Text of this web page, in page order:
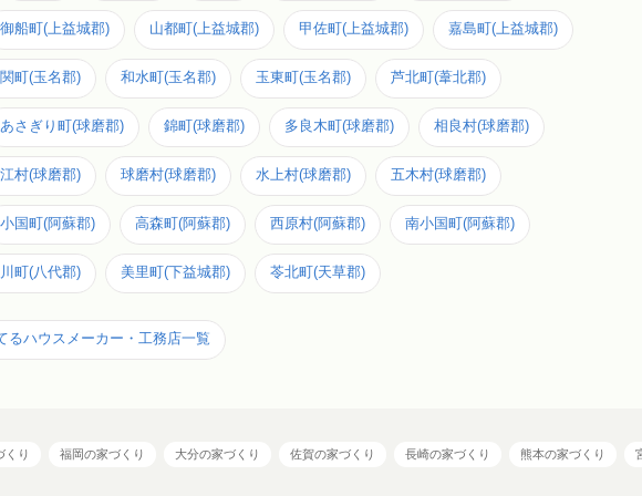
御船町(上益城郡) 山都町(上益城郡) 甲佐町(上益城郡) 嘉島町(上益城郡)
町(玉名郡) 和水町(玉名郡) 玉東町(玉名郡) 芦北町(葦北郡)
あさぎり町(球磨郡) 錦町(球磨郡) 多良木町(球磨郡) 相良村(球磨郡)
村(球磨郡) 球磨村(球磨郡) 水上村(球磨郡) 五木村(球磨郡)
小国町(阿蘇郡) 高森町(阿蘇郡) 西原村(阿蘇郡) 南小国町(阿蘇郡)
町(八代郡) 美里町(下益城郡) 苓北町(天草郡)
るハウスメーカー・工務店一覧
くり 福岡の家づくり 大分の家づくり 佐賀の家づくり 長崎の家づくり 熊本の家づくり